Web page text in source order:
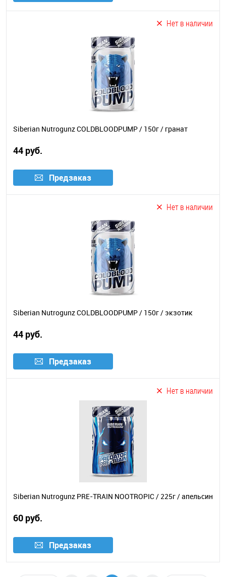
Нет в наличии
Siberian Nutrogunz COLDBLOODPUMP / 150г / гранат
44 руб.
Предзаказ
Нет в наличии
Siberian Nutrogunz COLDBLOODPUMP / 150г / экзотик
44 руб.
Предзаказ
Нет в наличии
Siberian Nutrogunz PRE-TRAIN NOOTROPIC / 225г / апельсин
60 руб.
Предзаказ